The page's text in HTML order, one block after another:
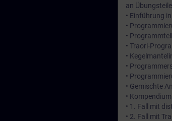
an
• Einführung
•
•
• Traori-
•
•
•
• Gemischte
•
• 1. Fall mit
• 2. Fall mit